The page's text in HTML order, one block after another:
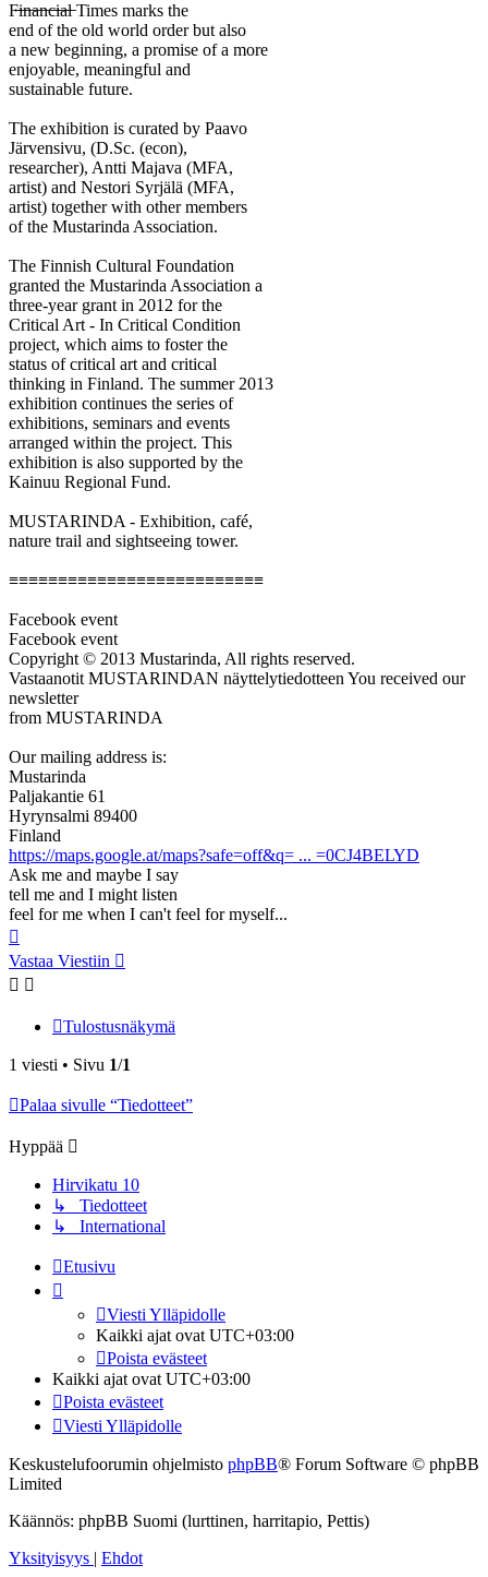
F̶i̶n̶a̶n̶c̶i̶a̶l̶ Times marks the
end of the old world order but also
a new beginning, a promise of a more
enjoyable, meaningful and
sustainable future.
The exhibition is curated by Paavo
Järvensivu, (D.Sc. (econ),
researcher), Antti Majava (MFA,
artist) and Nestori Syrjälä (MFA,
artist) together with other members
of the Mustarinda Association.
The Finnish Cultural Foundation
granted the Mustarinda Association a
three-year grant in 2012 for the
Critical Art - In Critical Condition
project, which aims to foster the
status of critical art and critical
thinking in Finland. The summer 2013
exhibition continues the series of
exhibitions, seminars and events
arranged within the project. This
exhibition is also supported by the
Kainuu Regional Fund.
MUSTARINDA - Exhibition, café,
nature trail and sightseeing tower.
≡≡≡≡≡≡≡≡≡≡≡≡≡≡≡≡≡≡≡≡≡≡≡≡≡≡
Facebook event
Facebook event
Copyright © 2013 Mustarinda, All rights reserved.
Vastaanotit MUSTARINDAN näyttelytiedotteen You received our
newsletter
from MUSTARINDA
Our mailing address is:
Mustarinda
Paljakantie 61
Hyrynsalmi 89400
Finland
https://maps.google.at/maps?safe=off&q= ... =0CJ4BELYD
Ask me and maybe I say
tell me and I might listen
feel for me when I can't feel for myself...
Vastaa Viestiin
Tulostusnäkymä
1 viesti • Sivu 1/1
Palaa sivulle “Tiedotteet”
Hyppää
Hirvikatu 10
↳ Tiedotteet
↳ International
Etusivu
Viesti Ylläpidolle
Kaikki ajat ovat UTC+03:00
Poista evästeet
Kaikki ajat ovat UTC+03:00
Poista evästeet
Viesti Ylläpidolle
Keskustelufoorumin ohjelmisto phpBB® Forum Software © phpBB
Limited
Käännös: phpBB Suomi (lurttinen, harritapio, Pettis)
Yksityisyys | Ehdot